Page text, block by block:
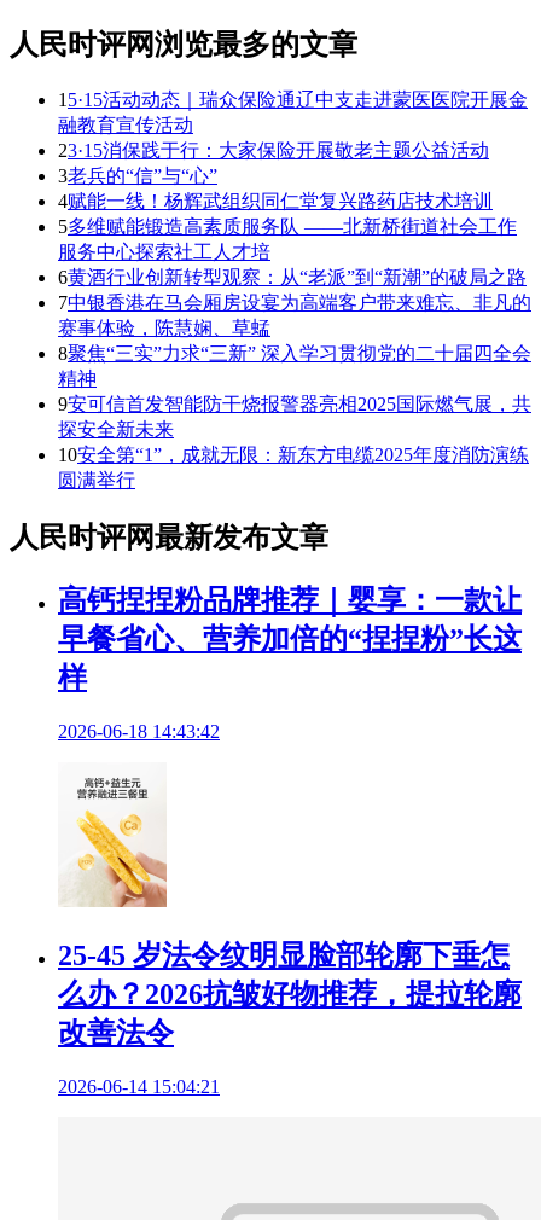
人民时评网浏览最多的文章
1 5·15活动动态｜瑞众保险通辽中支走进蒙医医院开展金
融教育宣传活动
23·15消保践于行：大家保险开展敬老主题公益活动
3老兵的“信”与“心”
4赋能一线！杨辉武组织同仁堂复兴路药店技术培训
5多维赋能锻造高素质服务队 ——北新桥街道社会工作
服务中心探索社工人才培
6黄酒行业创新转型观察：从“老派”到“新潮”的破局之路
7中银香港在马会厢房设宴为高端客户带来难忘、非凡的
赛事体验，陈慧娴、草蜢
8聚焦“三实”力求“三新” 深入学习贯彻党的二十届四全会
精神
9安可信首发智能防干烧报警器亮相2025国际燃气展，共
探安全新未来
10安全第“1”，成就无限：新东方电缆2025年度消防演练
圆满举行
人民时评网最新发布文章
高钙捏捏粉品牌推荐｜婴享：一款让
早餐省心、营养加倍的“捏捏粉”长这
样
2026-06-18 14:43:42
25-45 岁法令纹明显脸部轮廓下垂怎
么办？2026抗皱好物推荐，提拉轮廓
改善法令
2026-06-14 15:04:21